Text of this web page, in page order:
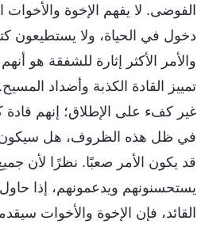
الفوضى. لا يفهم الإخوة
دخول في الحياة، ولا يستطيعون
والأمر الأكثر إثارة للشفقة هو
تمييز القادة الكذبة وأضداد
غير كفء على الإطلاق؛ إنهم
في ظل هذه الظروف، هل سيكون
قد يكون الأمر صعبًا. نظرًا لأن
يستحسنونهم ويدعمونهم، إذا
القائد، فإن الإخوة والأخوات